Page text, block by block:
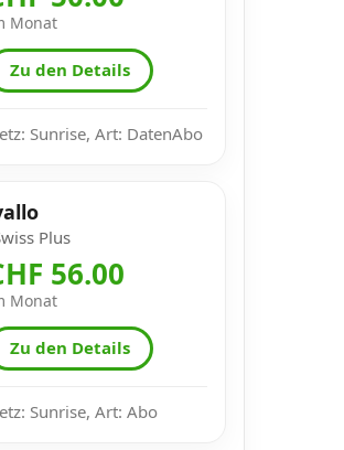
Monat
Zu den Details
Sunrise, Art: DatenAbo
Plus
56.00
Monat
Zu den Details
Sunrise, Art: Abo